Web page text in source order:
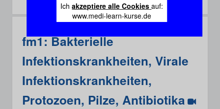
Ichakzeptiere alle Cookiesauf:
www.medi-learn-kurse.de
fm1: Bakterielle
Infektionskrankheiten, Virale
Infektionskrankheiten,
Protozoen, Pilze, Antibiotika